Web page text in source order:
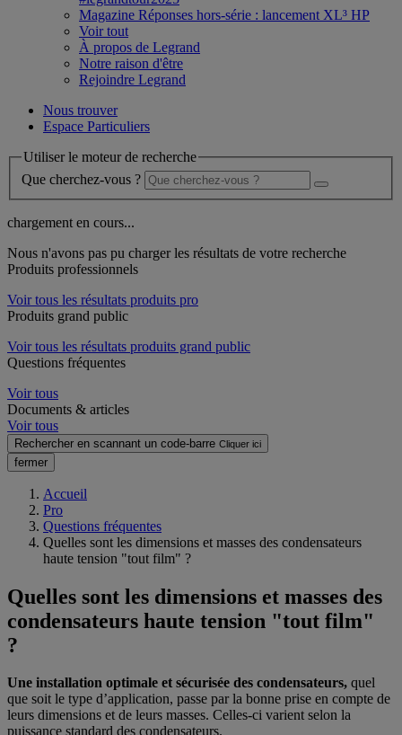
Magazine Réponses hors-série : lancement XL³ HP
Voir tout
À propos de Legrand
Notre raison d'être
Rejoindre Legrand
Nous trouver
Espace Particuliers
Utiliser le moteur de recherche
Que cherchez-vous ?
chargement en cours...
Nous n'avons pas pu charger les résultats de votre recherche
Produits professionnels
Voir tous les résultats produits pro
Produits grand public
Voir tous les résultats produits grand public
Questions fréquentes
Voir tous
Documents & articles
Voir tous
Rechercher en scannant un code-barre Cliquer ici
fermer
Accueil
Pro
Questions fréquentes
Quelles sont les dimensions et masses des condensateurs
haute tension "tout film" ?
Quelles sont les dimensions et masses des
condensateurs haute tension "tout film"
?
Une installation optimale et sécurisée des condensateurs, quel
que soit le type d’application, passe par la bonne prise en compte de
leurs dimensions et de leurs masses. Celles-ci varient selon la
puissance standard des condensateurs.